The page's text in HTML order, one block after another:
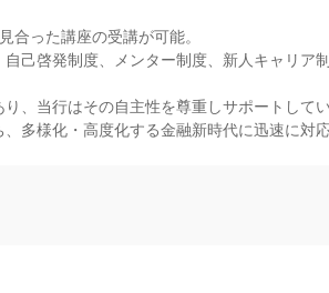
合った講座の受講が可能。
己啓発制度、メンター制度、新人キャリア
、当行はその自主性を尊重しサポートして
多様化・高度化する金融新時代に迅速に対